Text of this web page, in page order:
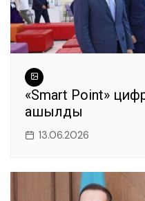
«Smart Point»
ашылды
13.06.2026